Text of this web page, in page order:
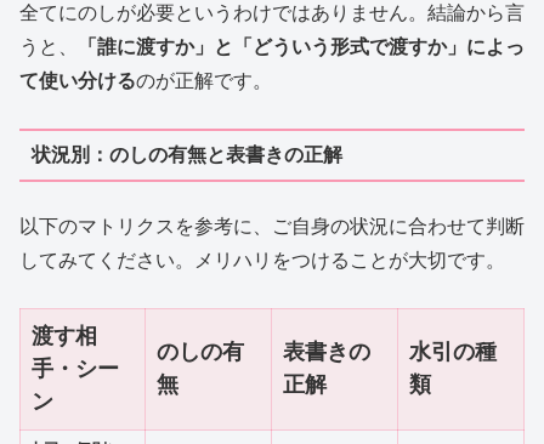
全てにのしが必要というわけではありません。結論から言
うと、
「誰に渡すか」と「どういう形式で渡すか」によっ
て使い分けるのが正解です。
状況別：のしの有無と表書きの正解
以下のマトリクスを参考に、ご自身の状況に合わせて判断
してみてください。メリハリをつけることが大切です。
渡す相
手・シー
ン
のしの有
無
表書きの
正解
水引の種
類